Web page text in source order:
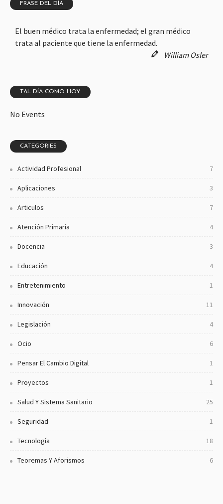
FRASE DEL DÍA
El buen médico trata la enfermedad; el gran médico
trata al paciente que tiene la enfermedad.
William Osler
TAL DÍA COMO HOY
No Events
CATEGORIES
Actividad Profesional 7
Aplicaciones 3
Articulos 7
Atención Primaria 4
Docencia 3
Educación 4
Entretenimiento 1
Innovación 11
Legislación 4
Ocio 6
Pensar El Cambio Digital 1
Proyectos 1
Salud Y Sistema Sanitario 25
Seguridad 1
Tecnología 18
Teoremas Y Aforismos 6